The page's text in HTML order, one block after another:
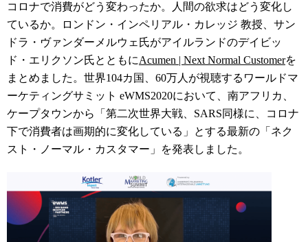
コロナで消費がどう変わったか。人間の欲求はどう変化し
ているか。ロンドン・インペリアル・カレッジ 教授、サン
ドラ・ヴァンダーメルウェ氏がアイルランドのデイビッ
ド・エリクソン氏とともにAcumen | Next Normal Customerを
まとめました。 世界104カ国、 60万人が視聴するワールドマ
ーケティングサミット eWMS2020において、 南アフリカ、
ケープタウンから「第二次世界大戦、SARS同様に、コロナ
下で消費者は画期的に変化している」とする最新の「ネク
スト・ノーマル・カスタマー」を発表しました。